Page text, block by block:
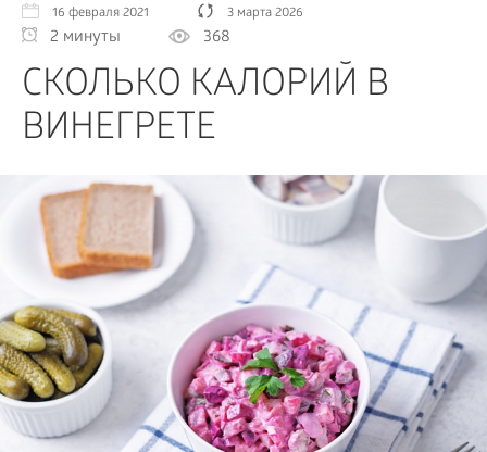
16 февраля 2021
3 марта 2026
2 минуты 368
СКОЛЬКО КАЛОРИЙ В
ВИНЕГРЕТЕ
ЗДОРОВЬЕ
КРАСОТА
ПСИХОЛОГИЯ
ДОМ
КАК?
БИЗНЕС